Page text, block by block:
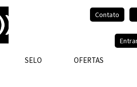
Contato
SELO OFERTAS